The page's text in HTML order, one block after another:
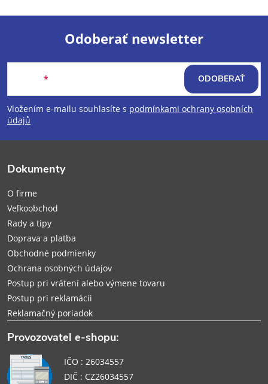
Z
á
p
e
Odoberať newsletter
Vložením e-mailu souhlasíte s podmínkami ochrany osobních
údajů
ODOBERAŤ
Dokumenty
O firme
Veľkoobchod
Rady a tipy
Doprava a platba
Obchodné podmienky
Ochrana osobných údajov
Postup pri vrátení alebo výmene tovaru
Postup pri reklamácii
Reklamačný poriadok
Provozovatel e-shopu:
IČO : 26034557
DIČ : CZ26034557